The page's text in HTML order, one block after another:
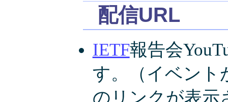
配信URL
IETF報告会
す。（イベント
のリンクが表示